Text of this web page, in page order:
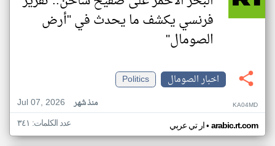
فرنسي يكشف ما يحدث في "أرض
الصومال"
اخبار الصومال
Politics
Jul 07, 2026
منذ شهر KA04MD
ار تي عربي• arabic.rt.com عدد الكلمات: ٣٤١